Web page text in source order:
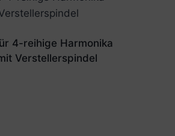
4-reihige Harmonika
Verstellerspindel